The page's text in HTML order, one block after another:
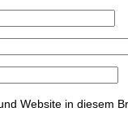
Website in diesem